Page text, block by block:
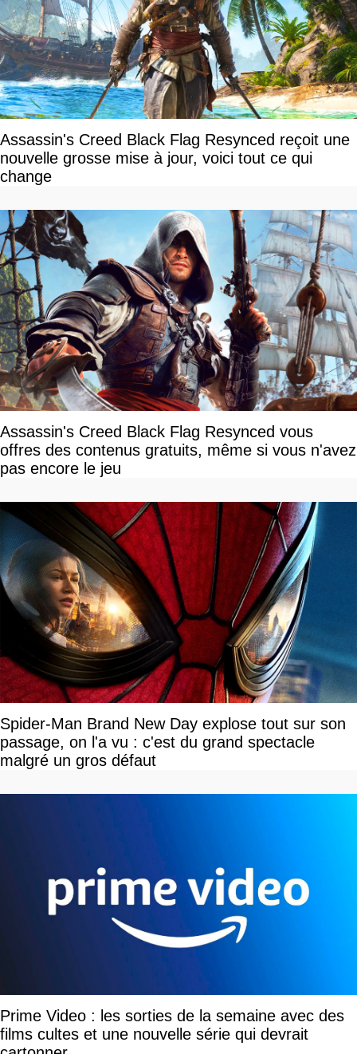
Assassin's Creed Black Flag Resynced reçoit une
nouvelle grosse mise à jour, voici tout ce qui
change
Assassin's Creed Black Flag Resynced vous
offres des contenus gratuits, même si vous n'avez
pas encore le jeu
Spider-Man Brand New Day explose tout sur son
passage, on l'a vu : c'est du grand spectacle
malgré un gros défaut
Prime Video : les sorties de la semaine avec des
films cultes et une nouvelle série qui devrait